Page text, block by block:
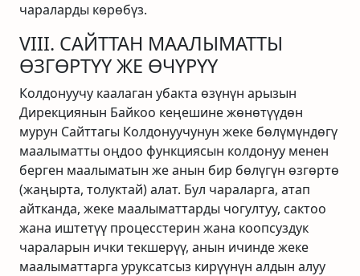
чараларды көрөбүз.
VIII. САЙТТАН МААЛЫМАТТЫ
ӨЗГӨРТҮҮ ЖЕ ӨЧҮРҮҮ
Колдонуучу каалаган убакта өзүнүн арызын
Дирекциянын Байкоо кеңешине жөнөтүүдөн
мурун Сайттагы Колдонуучунун жеке бөлүмүндөгү
маалыматты оңдоо функциясын колдонуу менен
берген маалыматын же анын бир бөлүгүн өзгөртө
(жаңырта, толуктай) алат. Бул чараларга, атап
айтканда, жеке маалыматтарды чогултуу, сактоо
жана иштетүү процесстерин жана коопсуздук
чараларын ички текшерүү, анын ичинде жеке
маалыматтарга уруксатсыз кирүүнүн алдын алуу